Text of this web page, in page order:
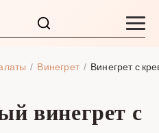
Винегрет Винегрет с
винегрет с